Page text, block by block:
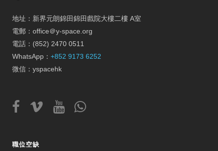
地址：新界元朗錦田錦田戲院大樓二樓 A室
電郵：office＠y-space.org
電話：(852) 2470 0511
WhatsApp： +852 9173 6252
微信：yspacehk
職位空缺